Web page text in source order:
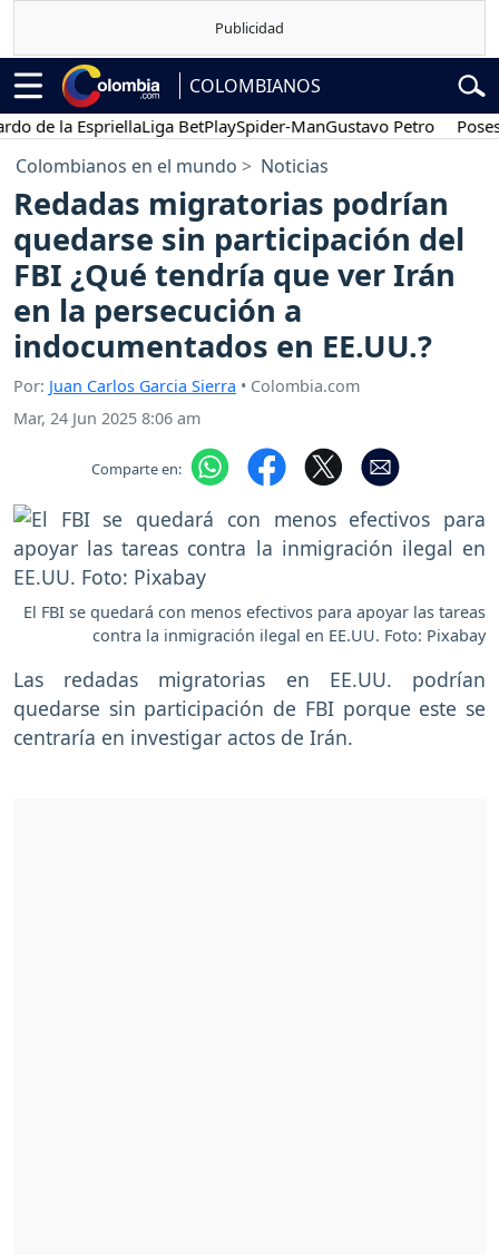
COLOMBIANOS
la EspriellaLiga BetPlaySpider-ManGustavo Petro Posesión
Colombianos en el mundo Noticias
Redadas migratorias podrían
quedarse sin participación del
FBI ¿Qué tendría que ver Irán
en la persecución a
indocumentados en EE.UU.?
Por: Juan Carlos Garcia Sierra • Colombia.com
Mar, 24 Jun 2025 8:06 am
Comparte en:
El FBI se quedará con menos efectivos para apoyar las tareas
contra la inmigración ilegal en EE.UU. Foto: Pixabay
Las redadas migratorias en EE.UU. podrían
quedarse sin participación de FBI porque este se
centraría en investigar actos de Irán.